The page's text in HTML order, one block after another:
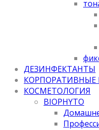
ДЕЗИНФЕКТАНТЫ
КОРПОРАТИВНЫЕ
КОСМЕТОЛОГИЯ
BIOPHYTO